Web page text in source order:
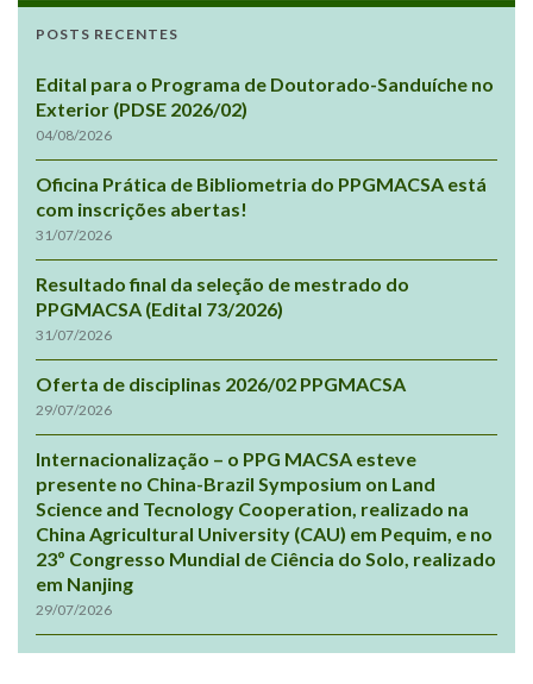
POSTS RECENTES
Edital para o Programa de Doutorado-Sanduíche no
Exterior (PDSE 2026/02)
04/08/2026
Oficina Prática de Bibliometria do PPGMACSA está
com inscrições abertas!
31/07/2026
Resultado final da seleção de mestrado do
PPGMACSA (Edital 73/2026)
31/07/2026
Oferta de disciplinas 2026/02 PPGMACSA
29/07/2026
Internacionalização – o PPG MACSA esteve
presente no China-Brazil Symposium on Land
Science and Tecnology Cooperation, realizado na
China Agricultural University (CAU) em Pequim, e no
23º Congresso Mundial de Ciência do Solo, realizado
em Nanjing
29/07/2026